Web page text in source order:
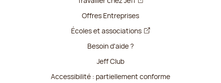
Offres Entreprises
Écoles et associations
Besoin d'aide ?
Jeff Club
Accessibilité : partiellement conforme